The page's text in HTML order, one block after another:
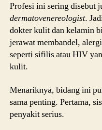
Profesi ini sering disebut
dermatovenereologist.
dokter kulit dan kelamin
jerawat membandel,
seperti sifilis atau HIV
kulit.
Menariknya, bidang ini
sama penting. Pertama,
penyakit serius.